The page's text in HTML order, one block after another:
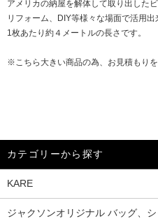
アメリカの納屋を解体して取り出した
リフォーム、DIY等様々な場面で活用出
1枚あたり約４メートルの長さです。
※こちら大きい商品の為、お見積もり
カテゴリーから探す
KARE
ジャクソンオリジナル バッグ、